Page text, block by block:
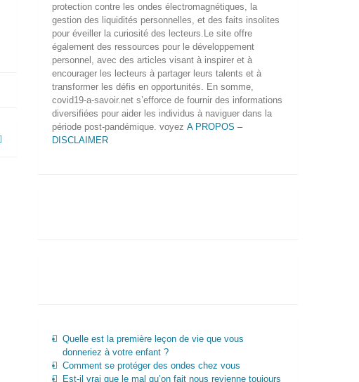
protection contre les ondes électromagnétiques, la
gestion des liquidités personnelles, et des faits insolites
pour éveiller la curiosité des lecteurs.Le site offre
également des ressources pour le développement
personnel, avec des articles visant à inspirer et à
encourager les lecteurs à partager leurs talents et à
transformer les défis en opportunités. En somme,
covid19-a-savoir.net s’efforce de fournir des informations
diversifiées pour aider les individus à naviguer dans la
période post-pandémique. voyez A PROPOS –
DISCLAIMER
Quelle est la première leçon de vie que vous
donneriez à votre enfant ?
Comment se protéger des ondes chez vous
Est-il vrai que le mal qu’on fait nous revienne toujours